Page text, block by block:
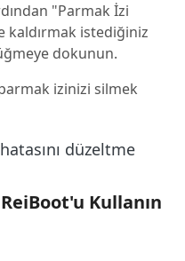
"Parmak İzi
kaldırmak istediğiniz
dokunun.
izinizi silmek
Kullanın